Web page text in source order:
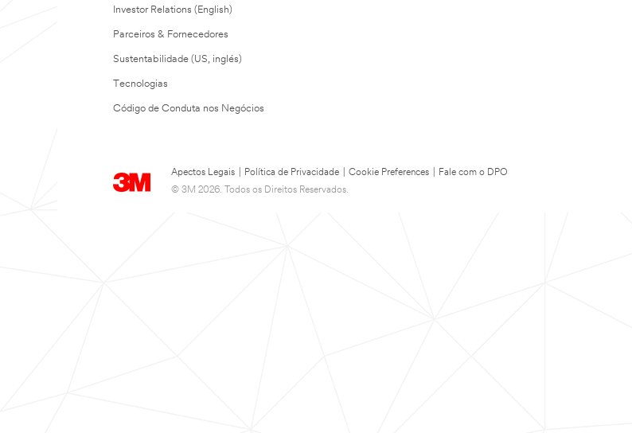
Investor Relations (English)
Parceiros & Fornecedores
Sustentabilidade (US, inglés)
Tecnologias
Código de Conduta nos Negócios
Apectos Legais Política de Privacidade Cookie Preferences
Fale com o DPO
© 3M 2026. Todos os Direitos Reservados.